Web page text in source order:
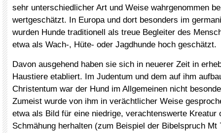
sehr unterschiedlicher Art und Weise wahrgenommen
wertgeschätzt. In Europa und dort besonders im
wurden Hunde traditionell als treue Begleiter des
etwa als Wach-, Hüte- oder Jagdhunde hoch geschätzt.
Davon ausgehend haben sie sich in neuerer Zeit in
Haustiere etabliert. Im Judentum und dem auf ihm
Christentum war der Hund im Allgemeinen nicht
Zumeist wurde von ihm in verächtlicher Weise
etwa als Bild für eine niedrige, verachtenswerte Kreatur
Schmähung herhalten (zum Beispiel der Bibelspruch Mt